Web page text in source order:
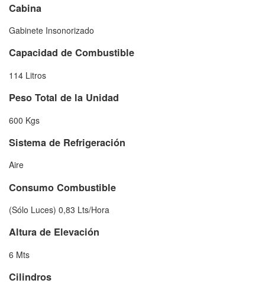
Cabina
Gabinete Insonorizado
Capacidad de Combustible
114 Litros
Peso Total de la Unidad
600 Kgs
Sistema de Refrigeración
Aire
Consumo Combustible
(Sólo Luces) 0,83 Lts/Hora
Altura de Elevación
6 Mts
Cilindros